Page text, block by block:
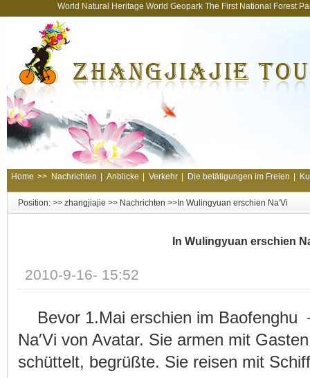
World Natural Heritage World Geopark The First National
Home >> Nachrichten Anblicke Verkehr Die betätigungen im Freien
Position: >> zhangjiajie >> Nachrichten >>In Wulingyuan erschien Na′Vi
In Wulingyuan erschien
2010-9-16- 15:52
Bevor 1.Mai erschien im Baofenghu
Na′Vi von Avatar. Sie armen mit
schüttelt, begrüßte. Sie reisen mit